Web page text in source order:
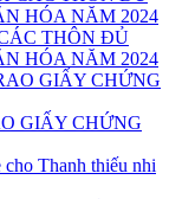
THÔN ĐỦ
HÓA NĂM 2024
GIẤY CHỨNG